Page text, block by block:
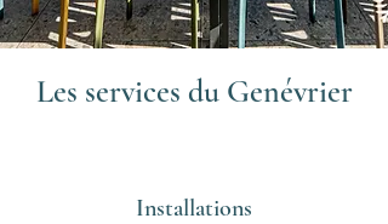
Les services du Genévrier
Installations